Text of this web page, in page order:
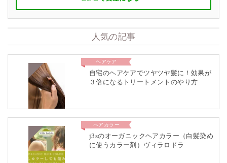
人気の記事
ヘアケア
自宅のヘアケアでツヤツヤ髪に！効果が
３倍になるトリートメントのやり方
ヘアカラー
j3sのオーガニックヘアカラー（白髪染め
に使うカラー剤）ヴィラロドラ